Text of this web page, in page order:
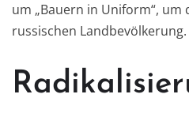
um „Bauern in Uniform“,
russischen Landbevölkerung.